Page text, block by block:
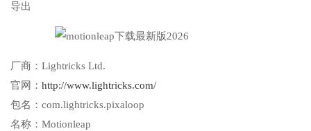
导出
厂商： Lightricks Ltd.
官网： http://www.lightricks.com/
包名： com.lightricks.pixaloop
名称： Motionleap